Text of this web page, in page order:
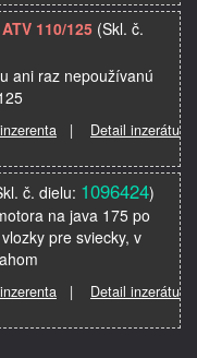
110/125 (Skl. č.
ani raz nepoužívanú
| Detail inzerátu
č. dielu: 1096424)
na java 175 po
pre sviecky, v
| Detail inzerátu